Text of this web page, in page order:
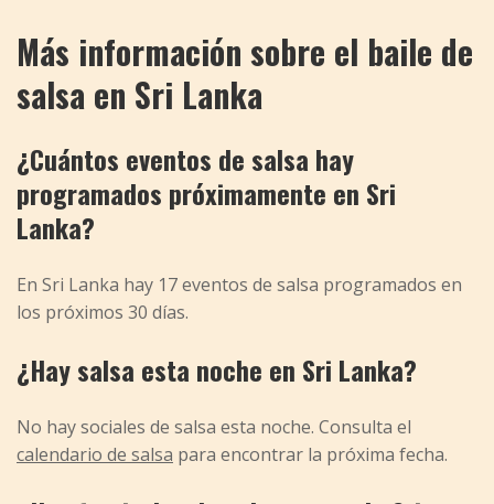
Más información sobre el baile de
salsa en Sri Lanka
¿Cuántos eventos de salsa hay
programados próximamente en Sri
Lanka?
En Sri Lanka hay 17 eventos de salsa programados en
los próximos 30 días.
¿Hay salsa esta noche en Sri Lanka?
No hay sociales de salsa esta noche. Consulta el
calendario de salsa para encontrar la próxima fecha.